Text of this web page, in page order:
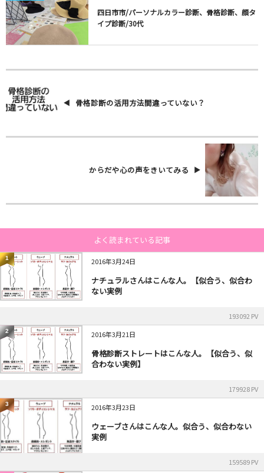
四日市市/パーソナルカラー診断、骨格診断、顔タ
イプ診断/30代
骨格診断の活用方法間違っていない？
からだや心の声をきいてみる
よく読まれている記事
1 2016年3月24日
ナチュラルさんはこんな人。【似合う、似合わ
ない実例
193092 PV
2 2016年3月21日
骨格診断ストレートはこんな人。【似合う、似
合わない実例】
179928 PV
3 2016年3月23日
ウェーブさんはこんな人。似合う、似合わない
実例
159589 PV